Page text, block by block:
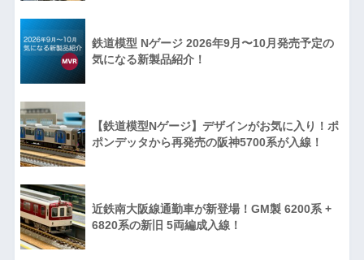
鉄道模型 Nゲージ 2026年9月〜10月発売予定の
気になる新製品紹介！
【鉄道模型Nゲージ】デザインがお気に入り！ポ
ポンデッタから再発売の阪神5700系が入線！
近鉄南大阪線通勤車が新登場！GM製 6200系 +
6820系の新旧 5両編成入線！